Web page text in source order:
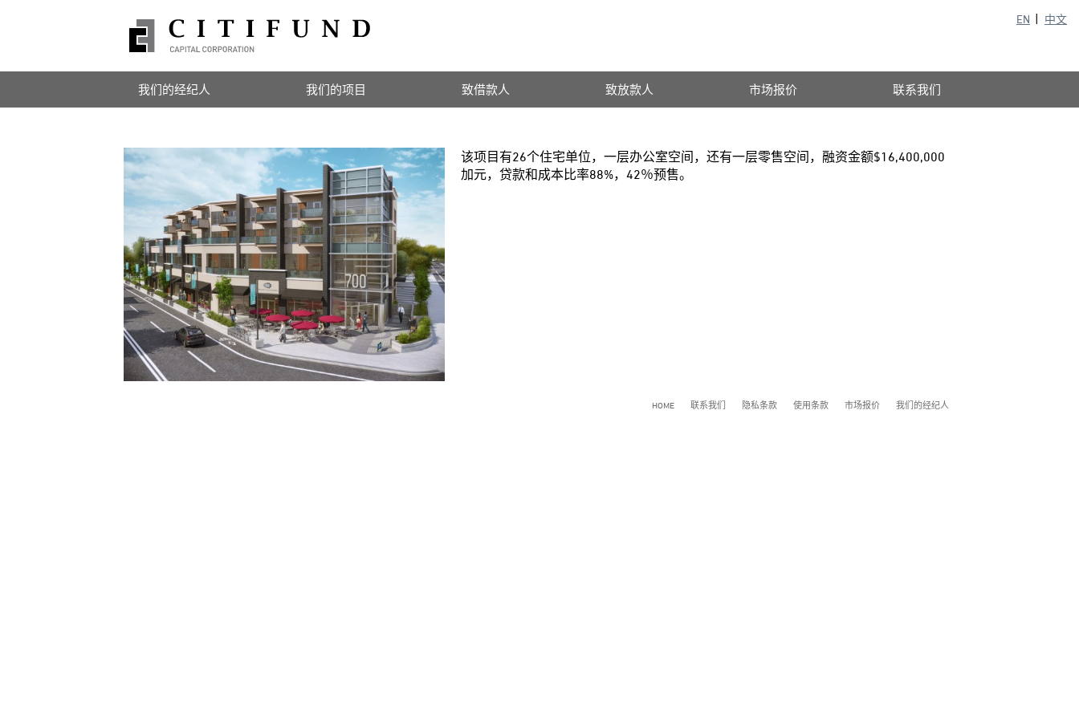
EN 中文
我们的经纪人 我们的项目 致借款人 致放款人 市场报价 联系我们
该项目有26个住宅单位，一层办公室空间，还有一层零售空间，融资金额$16,400,000
加元，贷款和成本比率88%，42％预售。
HOME 联系我们 隐私条款 使用条款 市场报价 我们的经纪人